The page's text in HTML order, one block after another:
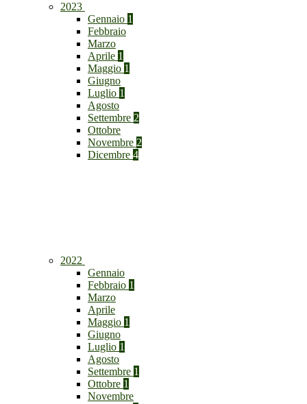
2023
Gennaio 1
Febbraio
Marzo
Aprile 1
Maggio 1
Giugno
Luglio 1
Agosto
Settembre 2
Ottobre
Novembre 2
Dicembre 4
2022
Gennaio
Febbraio 1
Marzo
Aprile
Maggio 1
Giugno
Luglio 1
Agosto
Settembre 1
Ottobre 1
Novembre